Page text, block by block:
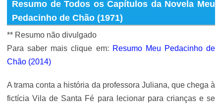
Resumo de Todos os Capítulos da Novela Meu
Pedacinho de Chão (1971)
** Resumo não divulgado
Para saber mais clique em: Resumo Meu Pedacinho de
Chão (2014)
A trama conta a história da professora Juliana, que chega à
fictícia Vila de Santa Fé para lecionar para crianças e se